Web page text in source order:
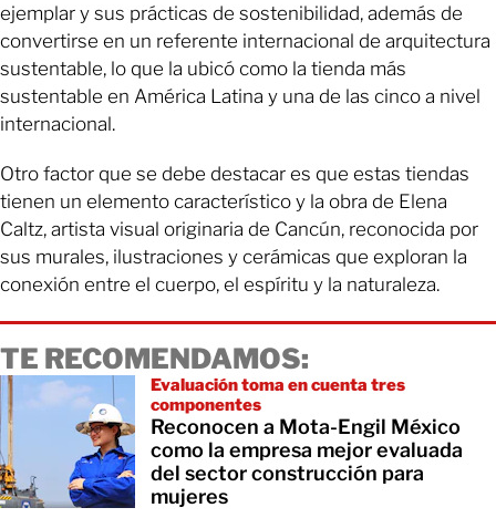
ejemplar y sus prácticas de sostenibilidad, además de
convertirse en un referente internacional de arquitectura
sustentable, lo que la ubicó como la tienda más
sustentable en América Latina y una de las cinco a nivel
internacional.
Otro factor que se debe destacar es que estas tiendas
tienen un elemento característico y la obra de Elena
Caltz, artista visual originaria de Cancún, reconocida por
sus murales, ilustraciones y cerámicas que exploran la
conexión entre el cuerpo, el espíritu y la naturaleza.
TE RECOMENDAMOS:
Evaluación toma en cuenta tres
componentes
Reconocen a Mota-Engil México
como la empresa mejor evaluada
del sector construcción para
mujeres